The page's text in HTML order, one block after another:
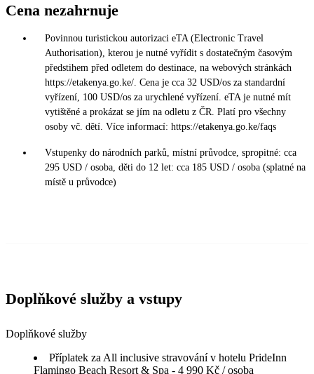
Cena nezahrnuje
Povinnou turistickou autorizaci eTA (Electronic Travel
Authorisation), kterou je nutné vyřídit s dostatečným časovým
předstihem před odletem do destinace, na webových stránkách
https://etakenya.go.ke/. Cena je cca 32 USD/os za standardní
vyřízení, 100 USD/os za urychlené vyřízení. eTA je nutné mít
vytištěné a prokázat se jím na odletu z ČR. Platí pro všechny
osoby vč. dětí. Více informací: https://etakenya.go.ke/faqs
Vstupenky do národních parků, místní průvodce, spropitné: cca
295 USD / osoba, děti do 12 let: cca 185 USD / osoba (splatné na
místě u průvodce)
Doplňkové služby a vstupy
Doplňkové služby
Příplatek za All inclusive stravování v hotelu PrideInn
Flamingo Beach Resort & Spa - 4 990 Kč / osoba